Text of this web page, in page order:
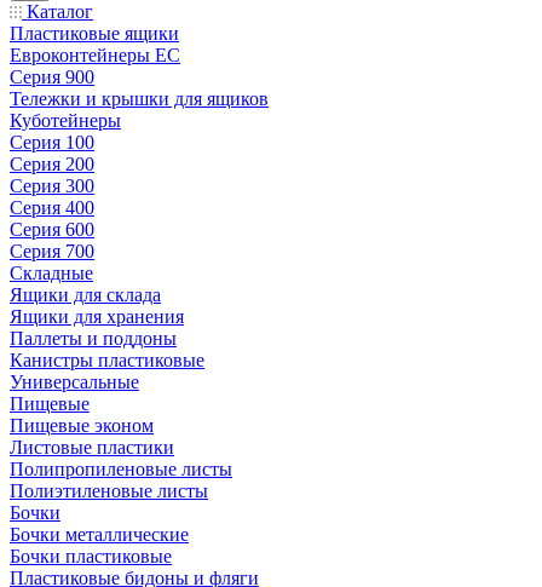
Каталог
Пластиковые ящики
Евроконтейнеры ЕС
Серия 900
Тележки и крышки для ящиков
Куботейнеры
Серия 100
Серия 200
Серия 300
Серия 400
Серия 600
Серия 700
Складные
Ящики для склада
Ящики для хранения
Паллеты и поддоны
Канистры пластиковые
Универсальные
Пищевые
Пищевые эконом
Листовые пластики
Полипропиленовые листы
Полиэтиленовые листы
Бочки
Бочки металлические
Бочки пластиковые
Пластиковые бидоны и фляги